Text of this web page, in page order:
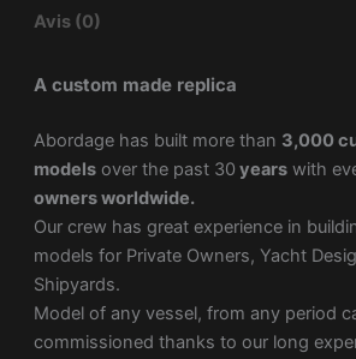
Avis (0)
A custom made replica
Abordage has built more than 3,000
modelsover the past 30 yearswith
owners worldwide.
Our crew has great experience in
models for Private Owners, Yacht
Shipyards.
Model of any vessel, from any period
commissioned thanks to our long